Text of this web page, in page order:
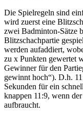
Die Spielregeln sind
wird zuerst eine
zwei Badminton-Sätze
Blitzschachpartie
werden aufaddiert,
zu x Punkten gewertet
Gewinner für den
gewinnt hoch“). D.h.
Sekunden für ein
knappen 11:9, wenn
aufbraucht.